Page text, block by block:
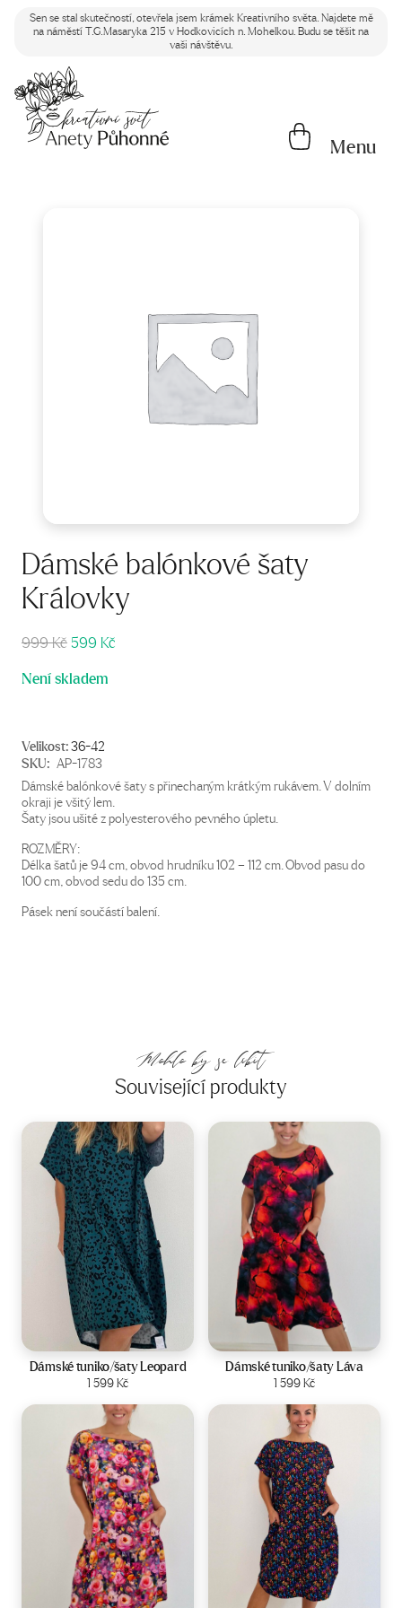
Sen se stal skutečností, otevřela jsem krámek Kreativního světa. Najdete mě
na náměstí T.G.Masaryka 215 v Hodkovicích n. Mohelkou. Budu se těšit na
vaši návštěvu.
Menu
Dámské balónkové šaty
Královky
999Kč Původní
byla:
599 Kč
Není skladem
Velikost:36-42
SKU: AP-1783
Dámské balónkové šaty s přinechaným krátkým rukávem. V dolním
okraji je všitý lem.
Šaty jsou ušité z polyesterového pevného úpletu.
ROZMĚRY:
Délka šatů je 94 cm, obvod hrudníku 102 – 112 cm. Obvod pasu do
100 cm, obvod sedu do 135 cm.
Pásek není součástí balení.
Mohlo by se líbit
Související produkty
Velikost:44-50
Dámské tuniko/šaty Leopard
1 599Kč
Zobrazit produkt
Velikost: 44-50
Dámské tuniko/šaty Láva
1 599Kč
Zobrazit produkt